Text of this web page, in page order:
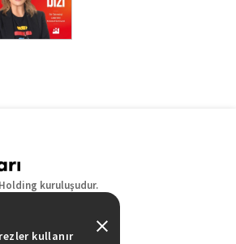
kuruluşudur.
No:1 Kat:10
kullanır